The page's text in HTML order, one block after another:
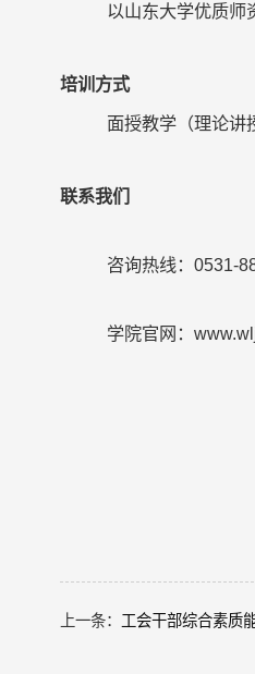
以山东大学优质师
培训方式
面授教学（理论讲
联系我们
咨询热线： 0531-
学院官网： www
上一条： 工会干部综合素质